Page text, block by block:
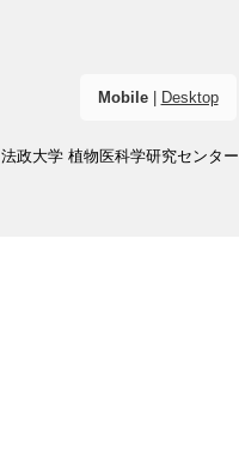
Mobile| Desktop
法政大学 植物医科学研究センター